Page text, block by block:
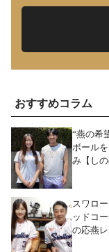
おすすめコラム
“燕の希
ボール
み【しの
スワロ
ッドコ
の応燕レ